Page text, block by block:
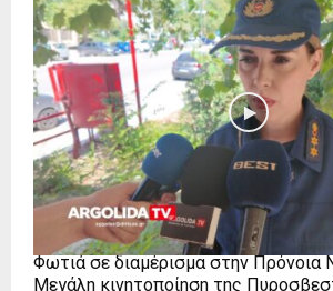
Φωτιά σε διαμέρισμα στην Πρόνοια
Μεγάλη κινητοποίηση της